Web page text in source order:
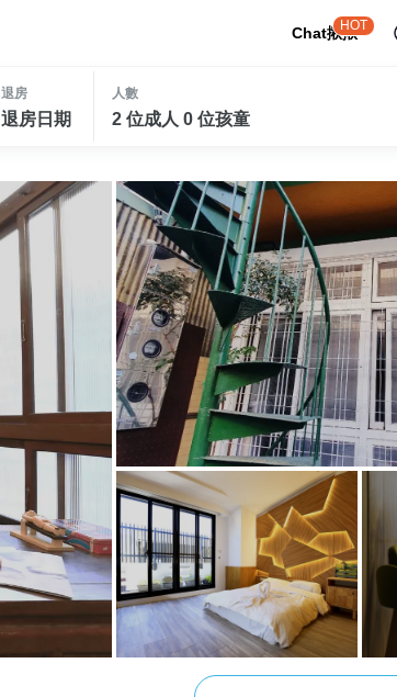
Chat揪揪
HOT
退房
退房日期
人數
2 位成人 0 位孩童